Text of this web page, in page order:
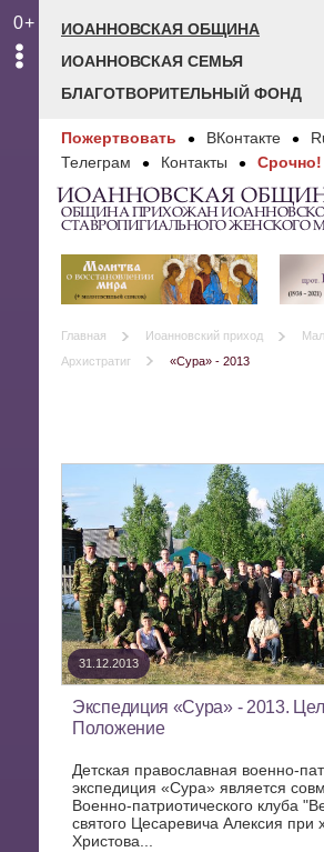
0+
ИОАННОВСКАЯ ОБЩИНА
ИОАННОВСКАЯ СЕМЬЯ
БЛАГОТВОРИТЕЛЬНЫЙ ФОНД
Пожертвовать ВКонтакте
Телеграм
Контакты Срочно!
ИОАННОВСКАЯ
ОБЩИНА ПРИХОЖАН
СТАВРОПИГИАЛЬНОГО ЖЕНСКОГО
Главная Иоанновский приход
Архистратиг
«Сура» - 2013
31.12.2013
Экспедиция «Сура» - 2013.
Положение
Детская православная военно-
экспедиция «Сура» является
Военно-патриотического клуба
святого Цесаревича Алексия при
Христова...